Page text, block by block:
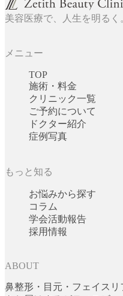
美容医療で、人生を明るく
メニュー
TOP
施術・料金
クリニック一覧
ご予約について
ドクター紹介
症例写真
もっと知る
お悩みから探す
コラム
学会活動報告
採用情報
ABOUT
鼻整形・目元・フェイス